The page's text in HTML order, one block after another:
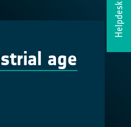
Helpdesk
age